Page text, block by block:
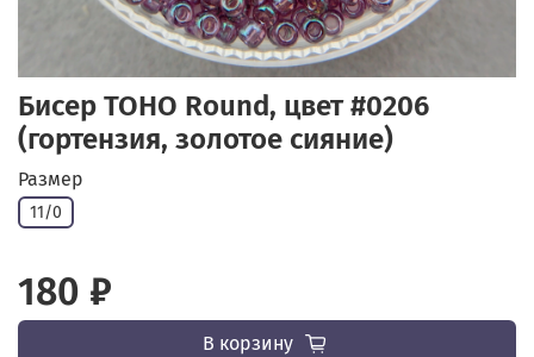
Бисер TOHO Round, цвет #0206
(гортензия, золотое сияние)
Размер
11/0
180 ₽
В корзину